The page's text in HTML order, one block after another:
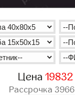
Цена 19832
Рассрочка 3966